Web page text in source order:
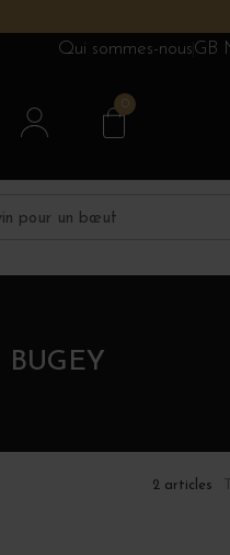
Qui sommes-nousGB
0
2 articles